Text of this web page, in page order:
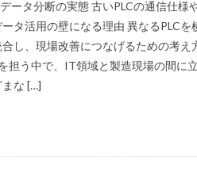
ータ分断の実態 古いPLCの通信仕様
タ活用の壁になる理由 異なるPLCを
し、現場改善につなげるための考え
担う中で、IT領域と製造現場の間に立
まな […]